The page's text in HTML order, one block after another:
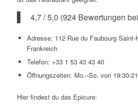
4,7 / 5,0 (924 Bewertungen
Adresse: 112 Rue du Faubourg
Frankreich
Telefon: +33 1 53 43 43 40
Öffnungszeiten: Mo.–So. von 19:30-
Hier findest du das Epicure: